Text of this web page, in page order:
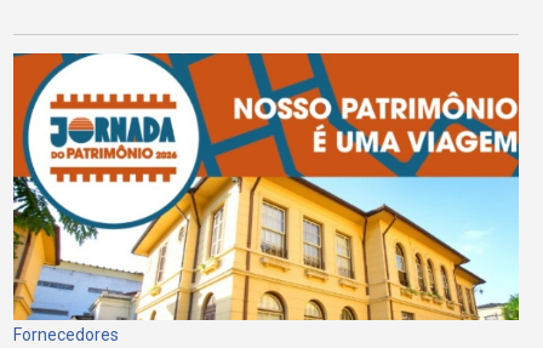
Fornecedores